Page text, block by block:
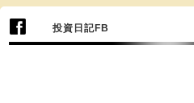
投資日記FB